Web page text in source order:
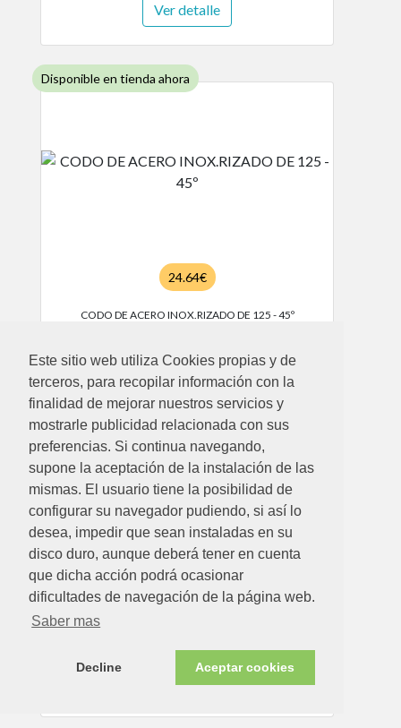
Este sitio web utiliza Cookies propias y de
terceros, para recopilar información con la
finalidad de mejorar nuestros servicios y
mostrarle publicidad relacionada con sus
preferencias. Si continua navegando,
supone la aceptación de la instalación de las
mismas. El usuario tiene la posibilidad de
configurar su navegador pudiendo, si así lo
desea, impedir que sean instaladas en su
disco duro, aunque deberá tener en cuenta
que dicha acción podrá ocasionar
dificultades de navegación de la página web.
Saber mas
Decline Aceptar cookies
Ver detalle
Disponible en tienda ahora
24.64€
CODO DE ACERO INOX.RIZADO DE 125 - 45º
Disponible en tienda ahora
CODO DE ACERO INOX.RIZADO DE 125 - 90º
Ver detalle